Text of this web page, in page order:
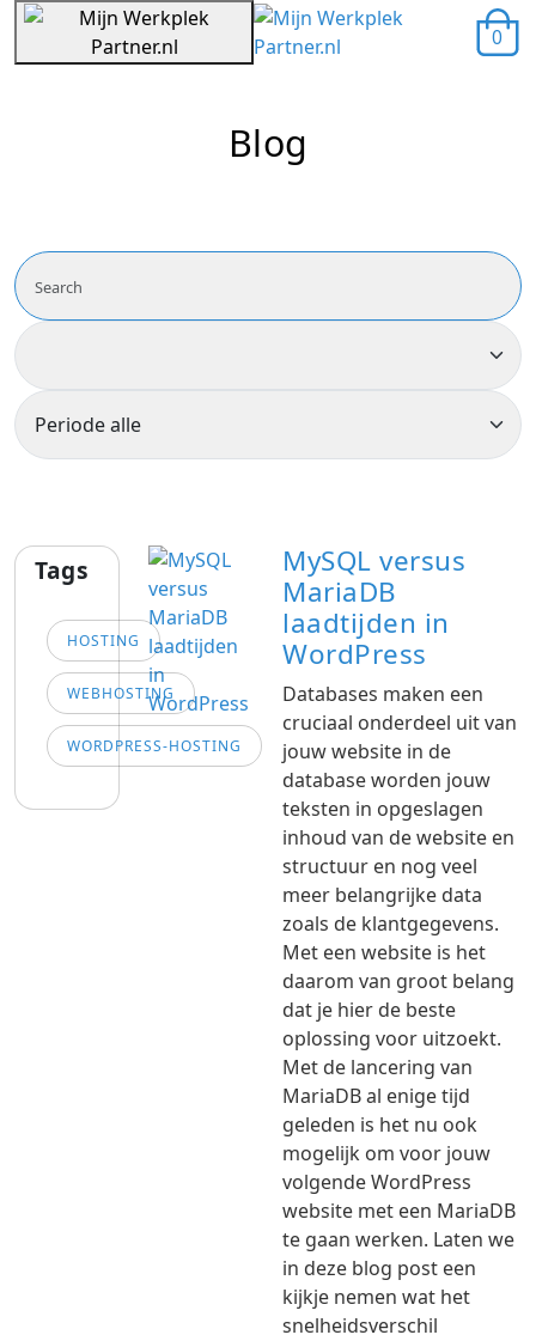
0
Blog
Tags
HOSTING
WEBHOSTING
WORDPRESS-HOSTING
MySQL versus
MariaDB
laadtijden in
WordPress
Databases maken een
cruciaal onderdeel uit van
jouw website in de
database worden jouw
teksten in opgeslagen
inhoud van de website en
structuur en nog veel
meer belangrijke data
zoals de klantgegevens.
Met een website is het
daarom van groot belang
dat je hier de beste
oplossing voor uitzoekt.
Met de lancering van
MariaDB al enige tijd
geleden is het nu ook
mogelijk om voor jouw
volgende WordPress
website met een MariaDB
te gaan werken. Laten we
in deze blog post een
kijkje nemen wat het
snelheidsverschil